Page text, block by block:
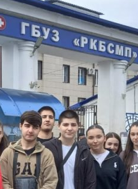
Телефон
Отправить заявку
обработку моих персональных данных в соответствии с
Федеральным законом от 27.07.2006 № 152-ФЗ «О
персональных данных», на условиях и для целей,
определенных вполитике в отношении обработки
персональных данных.